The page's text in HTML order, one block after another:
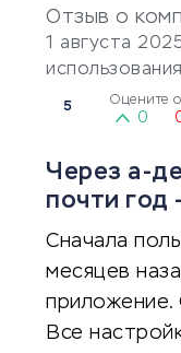
Отзыв о
1 августа
5 Оцените
0
Через а-
почти
Сначала
месяцев
приложение.
Все